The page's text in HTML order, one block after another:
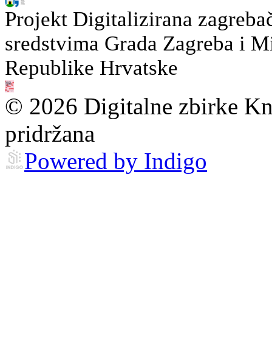
Projekt Digitalizirana
sredstvima Grada Zagreba i
Republike Hrvatske
© 2026 Digitalne zbirke
pridržana
Powered by Indigo